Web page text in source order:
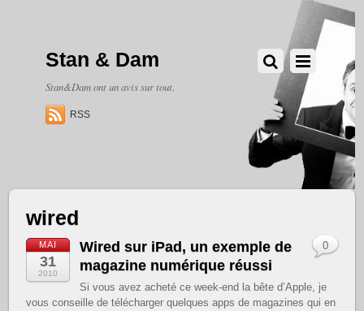
Stan & Dam
Stan&Dam ont un avis sur tout.
RSS
wired
MAI
31
2010
Wired sur iPad, un exemple de
magazine numérique réussi
Si vous avez acheté ce week-end la bête d’Apple, je
vous conseille de télécharger quelques apps de magazines qui en
0